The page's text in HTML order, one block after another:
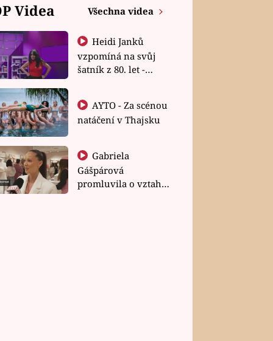
Videa Všechna videa
Heidi Janků
vzpomíná na svůj
šatník z 80. let -
natáčení v Thajsku
Gabriela
Gášpárová
promluvila o vztahu